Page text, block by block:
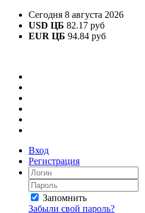
Сегодня 8 августа 2026
USD ЦБ 82.17 руб
EUR ЦБ 94.84 руб
Вход
Регистрация
Запомнить
Забыли свой пароль?